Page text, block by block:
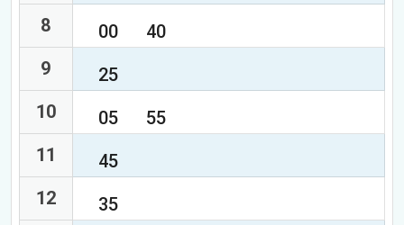
8
00
40
9
25
10
05
55
11
45
12
35